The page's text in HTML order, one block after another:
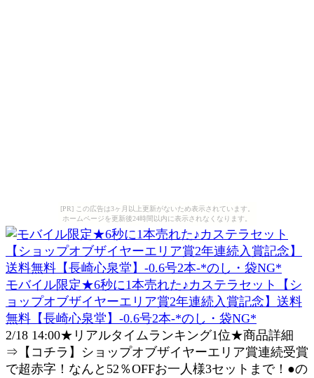
[PR] この広告は3ヶ月以上更新がないため表示されています。
ホームページを更新後24時間以内に表示されなくなります。
モバイル限定★6秒に1本売れた♪カステラセット【シ
ョップオブザイヤーエリア賞2年連続入賞記念】送料
無料【長崎心泉堂】-0.6号2本-*のし・袋NG*
2/18 14:00★リアルタイムランキング1位★商品詳細
⇒【コチラ】ショップオブザイヤーエリア賞連続受賞
で超赤字！なんと52％OFFお一人様3セットまで！●の